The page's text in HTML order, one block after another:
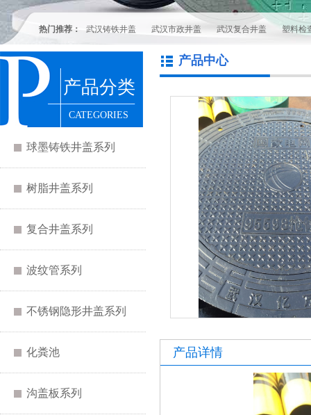
热门推荐： 武汉铸铁井盖 武汉市政井盖 武汉复合井盖 塑料检
产品分类
CATEGORIES
球墨铸铁井盖系列
树脂井盖系列
复合井盖系列
波纹管系列
不锈钢隐形井盖系列
化粪池
沟盖板系列
产品中心
产品详情